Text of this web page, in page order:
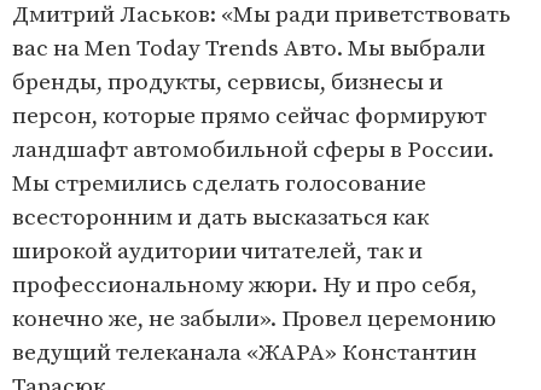
Дмитрий Ласьков: «Мы ради приветствовать
вас на Men Today Trends Авто. Мы выбрали
бренды, продукты, сервисы, бизнесы и
персон, которые прямо сейчас формируют
ландшафт автомобильной сферы в России.
Мы стремились сделать голосование
всесторонним и дать высказаться как
широкой аудитории читателей, так и
профессиональному жюри. Ну и про себя,
конечно же, не забыли». Провел церемонию
ведущий телеканала «ЖАРА» Константин